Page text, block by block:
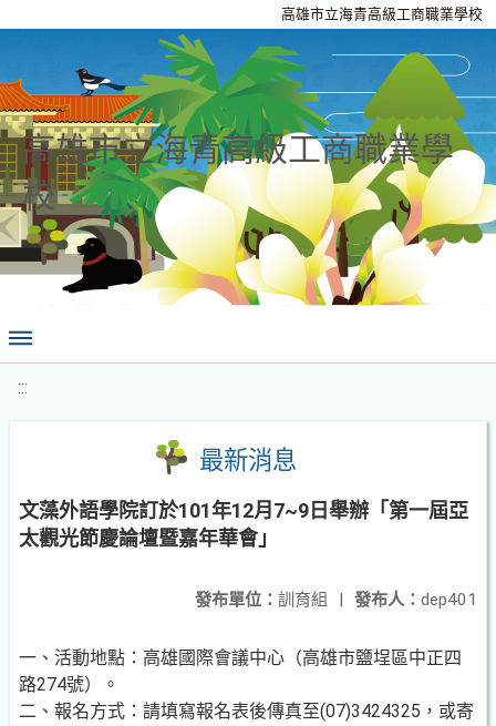
高雄市立海青高級工商職業學校
高雄市立海青高級工商職業學
校
:::
最新消息
文藻外語學院訂於101年12月7~9日舉辦「第一屆亞
太觀光節慶論壇暨嘉年華會」
發布人： dep401
發布單位： 訓育組 |
一、活動地點：高雄國際會議中心（高雄市鹽埕區中正四
路274號）。
二、報名方式：請填寫報名表後傳真至(07)3424325，或寄